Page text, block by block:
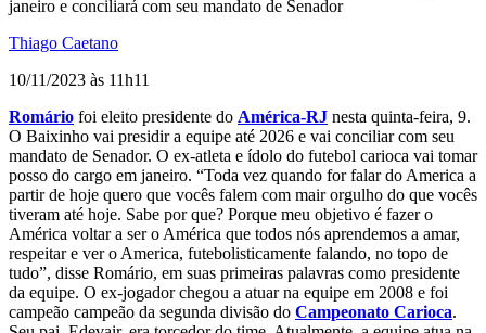
janeiro e conciliará com seu mandato de Senador
Thiago Caetano
10/11/2023 às 11h11
Romário foi eleito presidente do América-RJ nesta quinta-feira, 9.
O Baixinho vai presidir a equipe até 2026 e vai conciliar com seu
mandato de Senador. O ex-atleta e ídolo do futebol carioca vai tomar
posso do cargo em janeiro. “Toda vez quando for falar do America a
partir de hoje quero que vocês falem com mair orgulho do que vocês
tiveram até hoje. Sabe por que? Porque meu objetivo é fazer o
América voltar a ser o América que todos nós aprendemos a amar,
respeitar e ver o America, futebolisticamente falando, no topo de
tudo”, disse Romário, em suas primeiras palavras como presidente
da equipe. O ex-jogador chegou a atuar na equipe em 2008 e foi
campeão campeão da segunda divisão do Campeonato Carioca.